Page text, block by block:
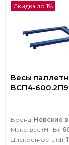
Скидка до 1%
Весы
ВСП4-600.2П9
Бренд: Невские
Макс. вес (НПВ):
Дискретность (d):